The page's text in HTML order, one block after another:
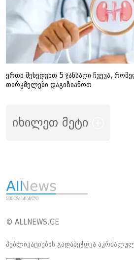
ერთი შეხედვით 5 ჯანსაღი ჩვევა,
თირკმელები დაგიზიანოთ
იხილეთ მეტი
© ALLNEWS.GE
პუბლიკაციების გადაბეჭდვა